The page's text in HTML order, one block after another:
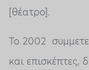
[θέατρο].
Το 2002
και επισκέπτες,